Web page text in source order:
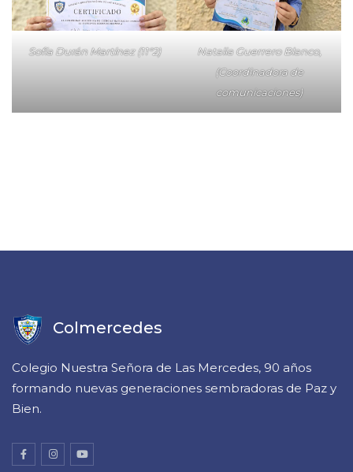
Sofía Durán Martínez (11°2)
Natalia Guerrero Blanco,
(Coordinadora de
comunicaciones)
Colmercedes
Colegio Nuestra Señora de Las Mercedes, 90 años
formando nuevas generaciones sembradoras de Paz y
Bien.